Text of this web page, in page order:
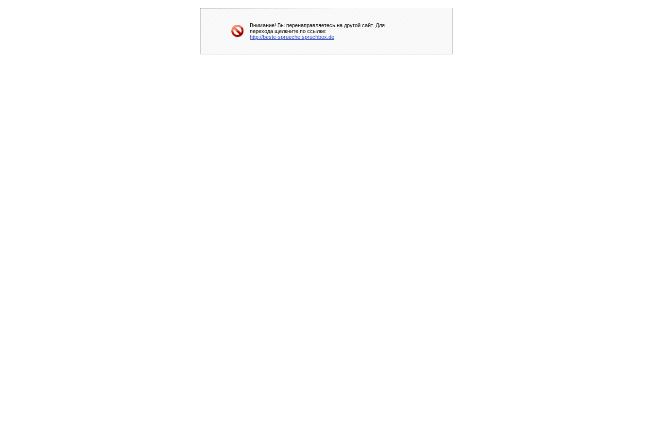
Внимание! Вы перенаправляетесь на другой сайт. Для
перехода щелкните по ссылке:
http://beste-sprueche.spruchbox.de